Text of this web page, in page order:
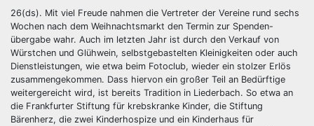
26(ds). Mit viel Freude nahmen die Vertreter der Vereine rund sechs
Wochen nach dem Weihnachtsmarkt den Termin zur Spenden-
übergabe wahr. Auch im letzten Jahr ist durch den Verkauf von
Würstchen und Glühwein, selbstgebastelten Kleinigkeiten oder auch
Dienstleistungen, wie etwa beim Fotoclub, wieder ein stolzer Erlös
zusammengekommen. Dass hiervon ein großer Teil an Bedürftige
weitergereicht wird, ist bereits Tradition in Liederbach. So etwa an
die Frankfurter Stiftung für krebskranke Kinder, die Stiftung
Bärenherz, die zwei Kinderhospize und ein Kinderhaus für